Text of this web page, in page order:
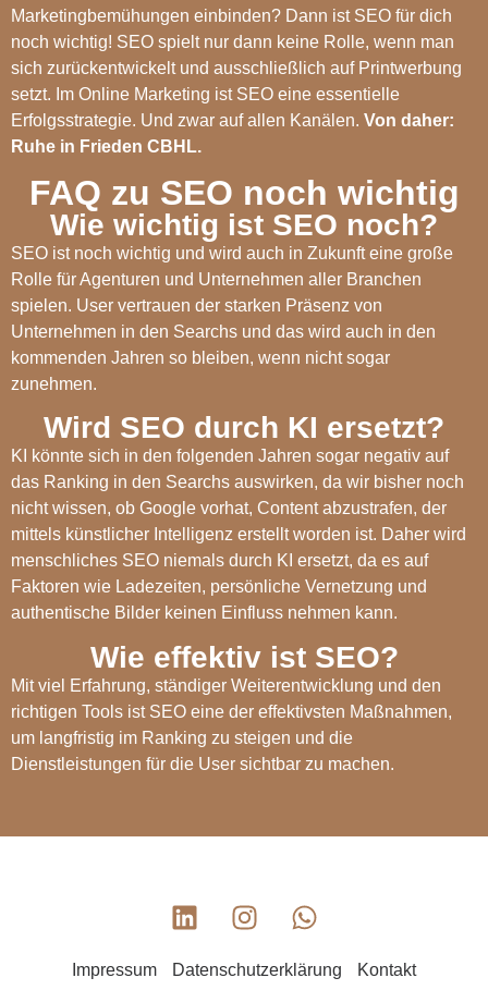
Marketingbemühungen einbinden? Dann ist SEO für dich
noch wichtig! SEO spielt nur dann keine Rolle, wenn man
sich zurückentwickelt und ausschließlich auf Printwerbung
setzt. Im Online Marketing ist SEO eine essentielle
Erfolgsstrategie. Und zwar auf allen Kanälen. Von daher:
Ruhe in Frieden CBHL.
FAQ zu SEO noch wichtig
Wie wichtig ist SEO noch?
SEO ist noch wichtig und wird auch in Zukunft eine große
Rolle für Agenturen und Unternehmen aller Branchen
spielen. User vertrauen der starken Präsenz von
Unternehmen in den Searchs und das wird auch in den
kommenden Jahren so bleiben, wenn nicht sogar
zunehmen.
Wird SEO durch KI ersetzt?
KI könnte sich in den folgenden Jahren sogar negativ auf
das Ranking in den Searchs auswirken, da wir bisher noch
nicht wissen, ob Google vorhat, Content abzustrafen, der
mittels künstlicher Intelligenz erstellt worden ist. Daher wird
menschliches SEO niemals durch KI ersetzt, da es auf
Faktoren wie Ladezeiten, persönliche Vernetzung und
authentische Bilder keinen Einfluss nehmen kann.
Wie effektiv ist SEO?
Mit viel Erfahrung, ständiger Weiterentwicklung und den
richtigen Tools ist SEO eine der effektivsten Maßnahmen,
um langfristig im Ranking zu steigen und die
Dienstleistungen für die User sichtbar zu machen.
Impressum Datenschutzerklärung Kontakt